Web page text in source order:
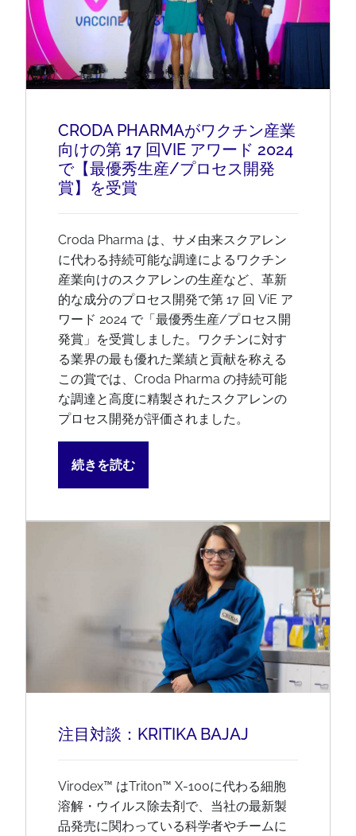
CRODA PHARMAがワクチン産業
向けの第 17 回VIE アワード 2024
で【最優秀生産/プロセス開発
賞】を受賞
Croda Pharma は、サメ由来スクアレン
に代わる持続可能な調達によるワクチン
産業向けのスクアレンの生産など、革新
的な成分のプロセス開発で第 17 回 ViE ア
ワード 2024 で「最優秀生産/プロセス開
発賞」を受賞しました。ワクチンに対す
る業界の最も優れた業績と貢献を称える
この賞では、Croda Pharma の持続可能
な調達と高度に精製されたスクアレンの
プロセス開発が評価されました。
続きを読む
注目対談：KRITIKA BAJAJ
Virodex™ はTriton™ X-100に代わる細胞
溶解・ウイルス除去剤で、当社の最新製
品発売に関わっている科学者やチームに